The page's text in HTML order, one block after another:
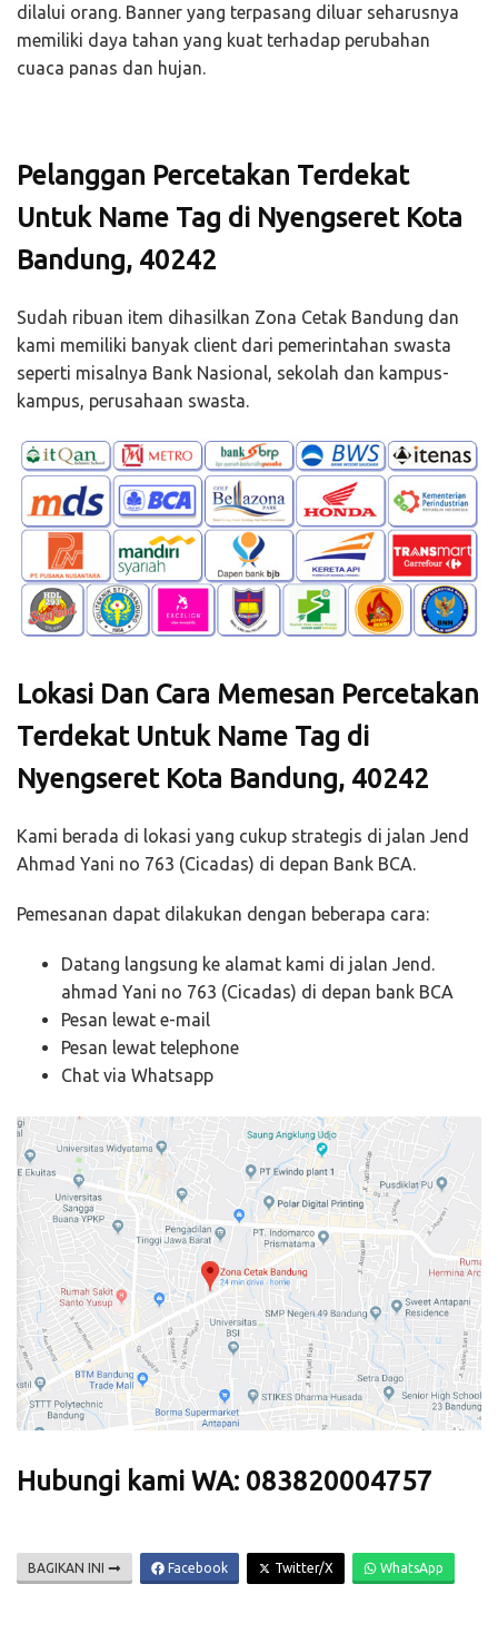
dilalui orang. Banner yang terpasang diluar seharusnya
memiliki daya tahan yang kuat terhadap perubahan
cuaca panas dan hujan.
Pelanggan Percetakan Terdekat
Untuk Name Tag di Nyengseret Kota
Bandung, 40242
Sudah ribuan item dihasilkan Zona Cetak Bandung dan
kami memiliki banyak client dari pemerintahan swasta
seperti misalnya Bank Nasional, sekolah dan kampus-
kampus, perusahaan swasta.
Lokasi Dan Cara Memesan Percetakan
Terdekat Untuk Name Tag di
Nyengseret Kota Bandung, 40242
Kami berada di lokasi yang cukup strategis di jalan Jend
Ahmad Yani no 763 (Cicadas) di depan Bank BCA.
Pemesanan dapat dilakukan dengan beberapa cara:
Datang langsung ke alamat kami di jalan Jend.
ahmad Yani no 763 (Cicadas) di depan bank BCA
Pesan lewat e-mail
Pesan lewat telephone
Chat via Whatsapp
Hubungi kami WA: 083820004757
BAGIKAN INI Facebook Twitter/X WhatsApp